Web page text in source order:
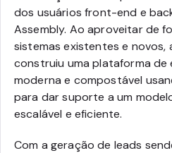
dos usuários front-end e
Assembly. Ao aproveitar de
sistemas existentes e novos,
construiu uma plataforma de
moderna e compostável
para dar suporte a um
escalável e eficiente.
Com a geração de leads